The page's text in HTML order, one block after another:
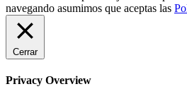
navegando asumimos que aceptas las
Cerrar
Privacy Overview